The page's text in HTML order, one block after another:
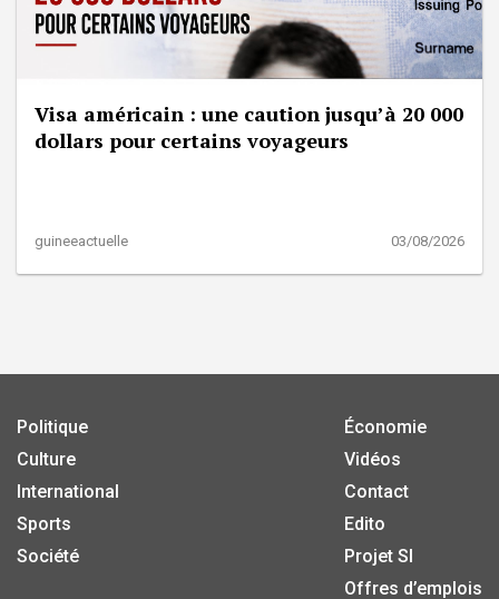
Visa américain : une caution jusqu’à 20 000
dollars pour certains voyageurs
guineeactuelle 03/08/2026
Politique
Culture
International
Sports
Société
Économie
Vidéos
Contact
Edito
Projet SI
Offres d’emplois